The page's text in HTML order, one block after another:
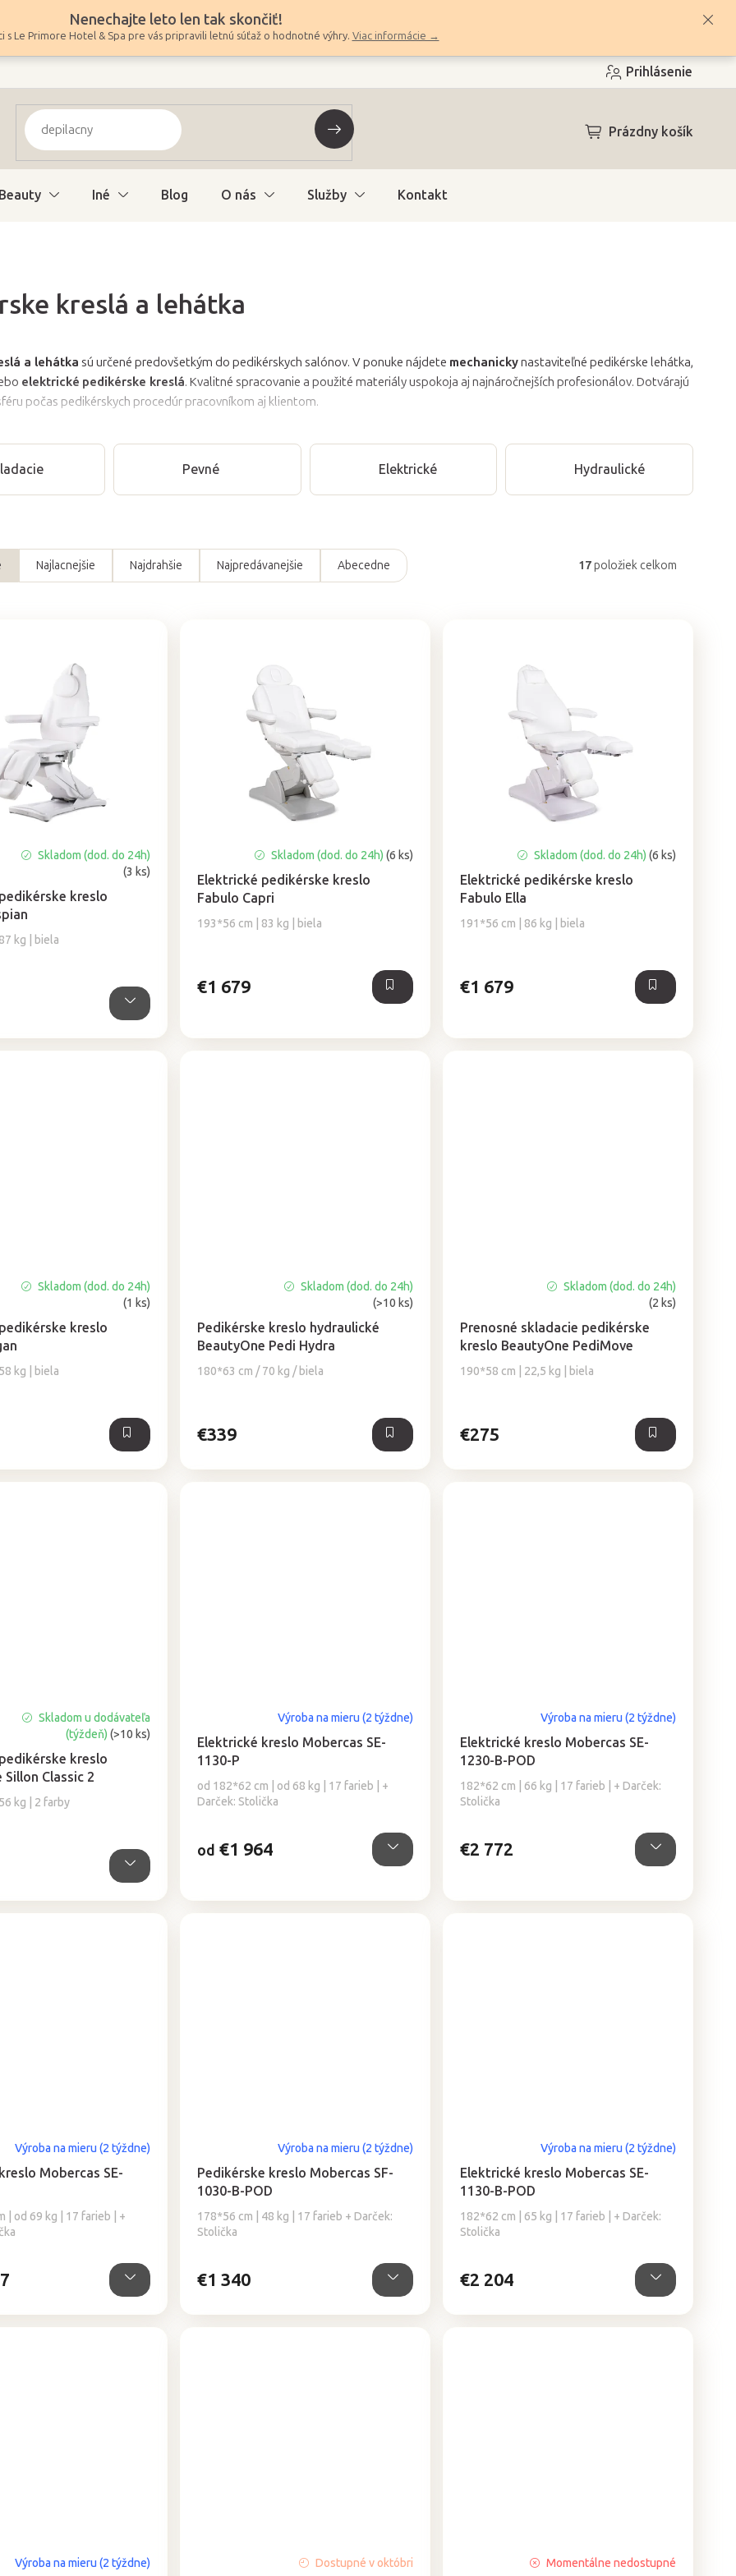
Nenechajte leto len tak skončiť!
s Le Primore Hotel & Spa pre vás pripravili letnú súťaž o hodnotné výhry. Viac informácie →
Prihlásenie
NÁKUPNÝ
Prázdny košík
Beauty Iné Blog O nás Služby Kontakt
kreslá a lehátka
a lehátka sú určené predovšetkým do pedikérskych salónov. V ponuke nájdete mechanickynastaviteľné pedikérske lehátka,
elektrické pedikérske kreslá. Kvalitné spracovanie a použité materiály uspokoja aj najnáročnejších profesionálov. Dotvárajú
počas pedikérskych procedúr pracovníkom aj klientom.
Pevné Elektrické Hydraulické
Najlacnejšie Najdrahšie Najpredávanejšie Abecedne 17položiek celkom
kreslo
kg | biela
Skladom (dod. do 24h)
(3 ks)
Elektrické pedikérske kreslo
Fabulo Capri
193*56 cm | 83 kg | biela
Skladom (dod. do 24h) (6 ks)
€1 679
Elektrické pedikérske kreslo
Fabulo Ella
191*56 cm | 86 kg | biela
Skladom (dod. do 24h) (6 ks)
€1 679
kreslo
kg | biela
Skladom (dod. do 24h)
(1 ks)
Pedikérske kreslo hydraulické
BeautyOne Pedi Hydra
180*63 cm / 70 kg / biela
produktu
je
z
Skladom (dod. do 24h)
(>10 ks)
€339
Prenosné skladacie pedikérske
kreslo BeautyOne PediMove
190*58 cm | 22,5 kg | biela
produktu
je
z
Skladom (dod. do 24h)
(2 ks)
€275
kreslo
Sillon Classic 2
kg | 2 farby
Skladom u dodávateľa
(týždeň)(>10 ks)
Elektrické kreslo Mobercas SE-
1130-P
od 182*62 cm | od 68 kg | 17 farieb | +
Darček: Stolička
Výroba na mieru (2 týždne)
od €1 964
Elektrické kreslo Mobercas SE-
1230-B-POD
182*62 cm | 66 kg | 17 farieb | + Darček:
Stolička
Výroba na mieru (2 týždne)
€2 772
Mobercas SE-
| od 69 kg | 17 farieb | +
Výroba na mieru (2 týždne)
Pedikérske kreslo Mobercas SF-
1030-B-POD
178*56 cm | 48 kg | 17 farieb + Darček:
Stolička
Výroba na mieru (2 týždne)
€1 340
Elektrické kreslo Mobercas SE-
1130-B-POD
182*62 cm | 65 kg | 17 farieb | + Darček:
Stolička
Výroba na mieru (2 týždne)
€2 204
Výroba na mieru (2 týždne) Dostupné v októbri Momentálne nedostupné